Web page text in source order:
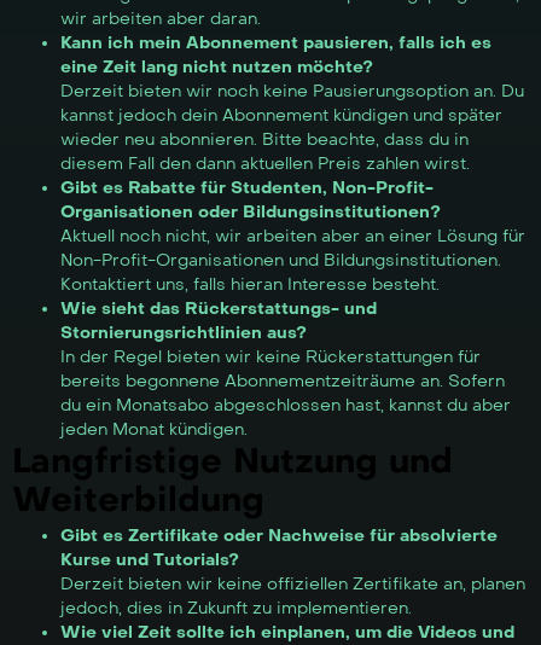
wir arbeiten aber daran.
Kann ich mein Abonnement pausieren, falls ich es
eine Zeit lang nicht nutzen möchte?
Derzeit bieten wir noch keine Pausierungsoption an. Du
kannst jedoch dein Abonnement kündigen und später
wieder neu abonnieren. Bitte beachte, dass du in
diesem Fall den dann aktuellen Preis zahlen wirst.
Gibt es Rabatte für Studenten, Non-Profit-
Organisationen oder Bildungsinstitutionen?
Aktuell noch nicht, wir arbeiten aber an einer Lösung für
Non-Profit-Organisationen und Bildungsinstitutionen.
Kontaktiert uns, falls hieran Interesse besteht.
Wie sieht das Rückerstattungs- und
Stornierungsrichtlinien aus?
In der Regel bieten wir keine Rückerstattungen für
bereits begonnene Abonnementzeiträume an. Sofern
du ein Monatsabo abgeschlossen hast, kannst du aber
jeden Monat kündigen.
Langfristige Nutzung und
Weiterbildung
Gibt es Zertifikate oder Nachweise für absolvierte
Kurse und Tutorials?
Derzeit bieten wir keine offiziellen Zertifikate an, planen
jedoch, dies in Zukunft zu implementieren.
Wie viel Zeit sollte ich einplanen, um die Videos und